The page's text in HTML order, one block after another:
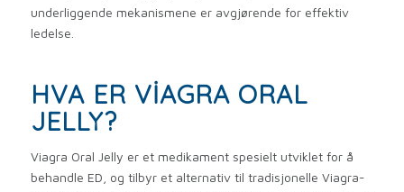
underliggende mekanismene er avgjørende for effektiv
ledelse.
HVA ER VIAGRA ORAL
JELLY?
Viagra Oral Jelly er et medikament spesielt utviklet for å
behandle ED, og ​​tilbyr et alternativ til tradisjonelle Viagra-